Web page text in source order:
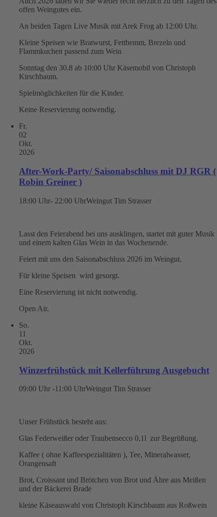
offen Weingutes ein.
An beiden Tagen Live Musik mit Arek Frog ab 12:00 Uhr.
Kleine Speisen wie Bratwurst, Fettbemm, Brezeln und
Flammkuchen passend zum Wein
Sonntag den 30.8 ab 10:00 Uhr Käsemobil von Christoph
Kirschbaum.
Spielmöglichkeiten für die Kinder.
Keine Reservierung notwendig.
Fr.
02
Okt.
2026
After-Work-Party/ Saisonabschluss mit DJ RGR (
Robin Greiner )
18:00 Uhr- 22:00 UhrWeingut Tim Strasser
Lasst den Feierabend bei uns ausklingen, startet mit guter Musik
und einem kalten Glas Wein in das Wochenende.
Feiert mit uns den Saisonabschluss 2026 im Weingut.
Für kleine Speisen wird gesorgt.
Eine Reservierung ist nicht notwendig.
Open Air.
So.
11
Okt.
2026
Winzerfrühstück mit Kellerführung Ausgebucht
09:00 Uhr -11:00 UhrWeingut Tim Strasser
Unser Frühstück besteht aus:
Glas Federweißer oder Traubensecco 0,1l zur Begrüßung.
Kaffee ( ohne Kaffeespezialitäten ), Tee, Mineralwasser,
Orangensaft
Brot, Croissant und Brötchen von Brot und Ähre aus Meißen
und der Bäckerei Brade
kleine Käseauswahl von Christoph Kirschbaum aus Roßwein